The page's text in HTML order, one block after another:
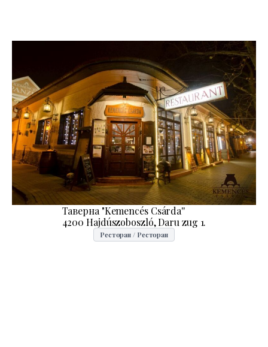
Таверна "Kemencés Csárda''
4200 Hajdúszoboszló, Daru zug 1.
Ресторан / Ресторан